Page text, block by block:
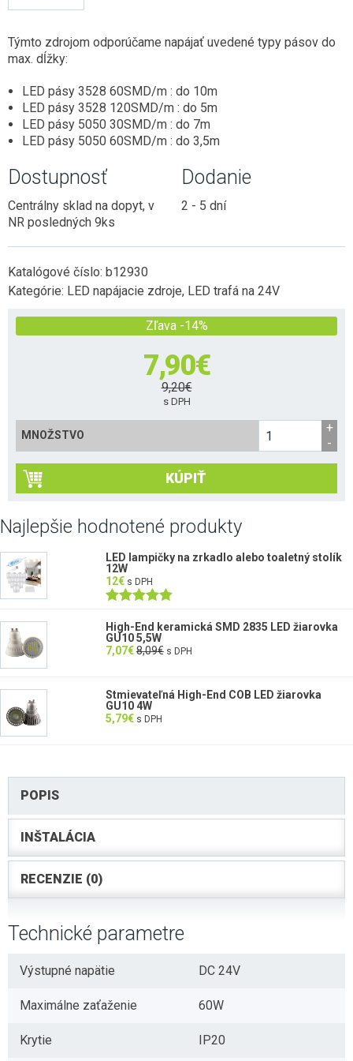
VISIACE LAMPY
OVLÁDAČE A STMIEVAČE
E14 (MALÝ ZÁVIT)
ŽIAROVKY DO VEREJNÉHO OSVETLENIA
INÉ ŽIAROVKY (MR11, AR111, GU11)
LED MODULY (DO STROPNÍC)
POTRAVINÁRSKE LED TRUBICE
LINEÁRNE SVIETIDLÁ
GERMICÍDNE LAMPY
TRUBICOVÉ SVIETIDLÁ INTERIÉROVÉ
RF SPÍNANIE
SMART
LED NAPÁJACIE ZDROJE
LED DEKORÁCIE
Týmto zdrojom odporúčame napájať uvedené typy pásov do
max. dĺžky:
LED pásy 3528 60SMD/m : do 10m
LED pásy 3528 120SMD/m : do 5m
LED pásy 5050 30SMD/m : do 7m
LED pásy 5050 60SMD/m : do 3,5m
Dostupnosť
Centrálny sklad na dopyt, v
NR posledných 9ks
Dodanie
2 - 5 dní
Katalógové číslo: b12930
Kategórie: LED napájacie zdroje, LED trafá na 24V
Zľava -14%
7,90€
9,20€
s DPH
MNOŽSTVO
KÚPIŤ
Najlepšie hodnotené produkty
LED lampičky na zrkadlo alebo toaletný stolík
12W
12€ s DPH
5.00z 5
High-End keramická SMD 2835 LED žiarovka
GU10 5,5W
7,07€8,09€ s DPH
Stmievateľná High-End COB LED žiarovka
GU10 4W
5,79€ s DPH
POPIS
INŠTALÁCIA
RECENZIE (0)
Technické parametre
Výstupné napätie DC 24V
Maximálne zaťaženie 60W
Krytie IP20